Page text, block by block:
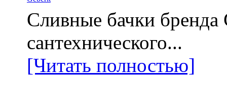
Сливные бачки бренда
сантехнического...
[Читать полностью]